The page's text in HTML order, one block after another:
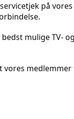
på
mulige TV-